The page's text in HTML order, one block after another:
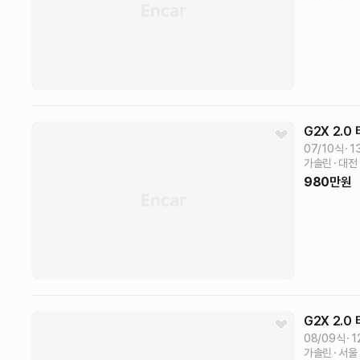
G2X 2.0
07/10식
가솔린
대전
980만원
G2X 2.0
08/09식
가솔린
서울